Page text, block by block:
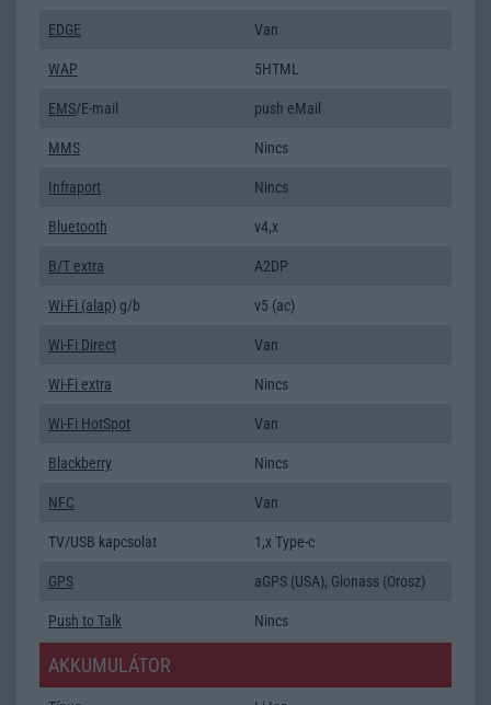
EDGE Van
WAP 5HTML
EMS/E-mail push eMail
MMS Nincs
Infraport Nincs
Bluetooth v4,x
B/T extra A2DP
Wi-Fi (alap) g/b v5 (ac)
Wi-Fi Direct Van
Wi-Fi extra Nincs
Wi-Fi HotSpot Van
Blackberry Nincs
NFC Van
TV/USB kapcsolat 1,x Type-c
GPS aGPS (USA), Glonass (Orosz)
Push to Talk Nincs
AKKUMULÁTOR